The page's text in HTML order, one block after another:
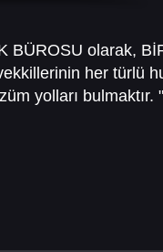
BÜROSU olarak,
her türlü
yolları bulmaktır.